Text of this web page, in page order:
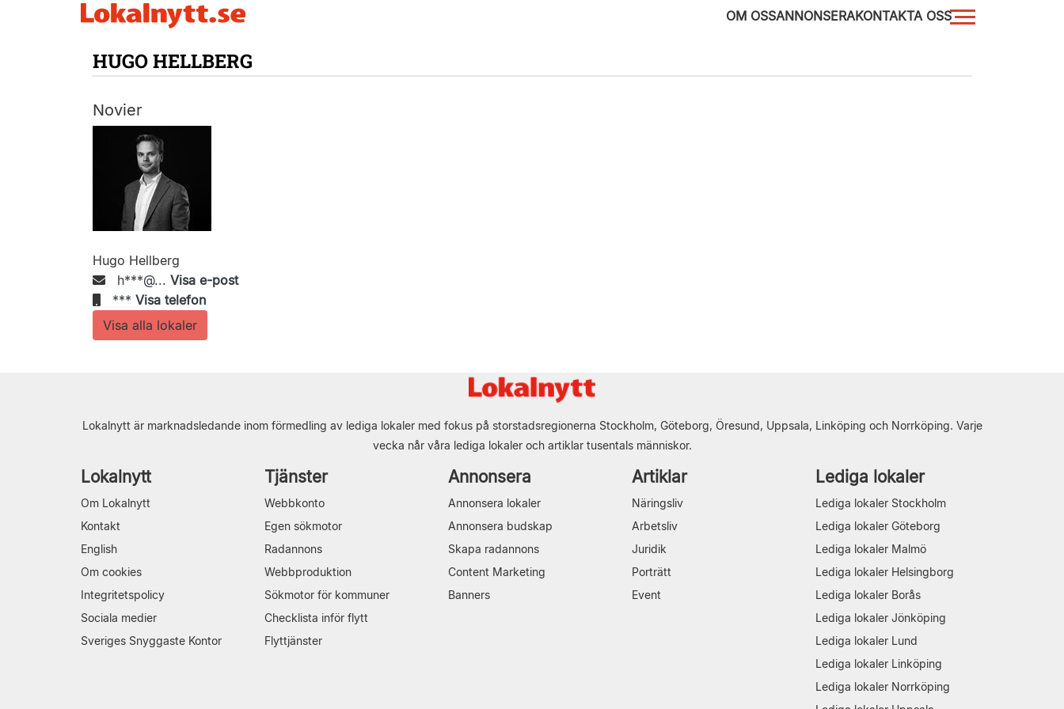
OM OSSANNONSERAKONTAKTA OSS
HUGO HELLBERG
Novier
Hugo Hellberg
h***@... Visa e-post
*** Visa telefon
Visa alla lokaler
Lokalnytt är marknadsledande inom förmedling av lediga lokaler med fokus på storstadsregionerna Stockholm, Göteborg, Öresund, Uppsala, Linköping och Norrköping. Varje
vecka når våra lediga lokaler och artiklar tusentals människor.
Lokalnytt
Om Lokalnytt
Kontakt
English
Om cookies
Integritetspolicy
Sociala medier
Sveriges Snyggaste Kontor
Tjänster
Webbkonto
Egen sökmotor
Radannons
Webbproduktion
Sökmotor för kommuner
Checklista inför flytt
Flyttjänster
Annonsera
Annonsera lokaler
Annonsera budskap
Skapa radannons
Content Marketing
Banners
Artiklar
Näringsliv
Arbetsliv
Juridik
Porträtt
Event
Lediga lokaler
Lediga lokaler Stockholm
Lediga lokaler Göteborg
Lediga lokaler Malmö
Lediga lokaler Helsingborg
Lediga lokaler Borås
Lediga lokaler Jönköping
Lediga lokaler Lund
Lediga lokaler Linköping
Lediga lokaler Norrköping